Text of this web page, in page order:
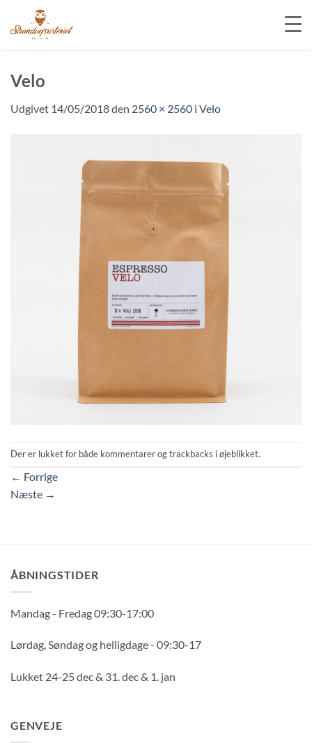
indhold
Velo
Udgivet 14/05/2018den 2560 × 2560 i Velo
Der er lukket for både kommentarer og trackbacks i øjeblikket.
← Forrige
Næste →
ÅBNINGSTIDER
Mandag - Fredag 09:30-17:00
Lørdag, Søndag og helligdage - 09:30-17
Lukket 24-25 dec & 31. dec & 1. jan
GENVEJE